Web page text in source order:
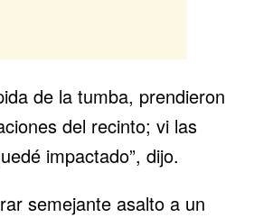
de la tumba, prendieron
del recinto; vi las
impactado”, dijo.
semejante asalto a un